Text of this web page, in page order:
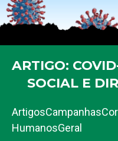
ARTIGO:
SOCIAL E
ArtigosCampanhas
HumanosGeral